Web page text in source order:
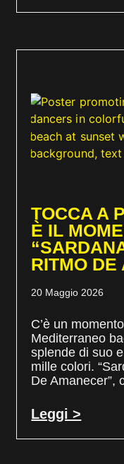
TOCCA A
È IL
RITMO DE
20 Maggio 2026
C’è un
Mediterraneo
splende di suo
mille colori.
De Amanecer”,
Leggi >